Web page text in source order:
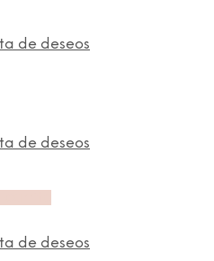
de deseos
de deseos
de deseos